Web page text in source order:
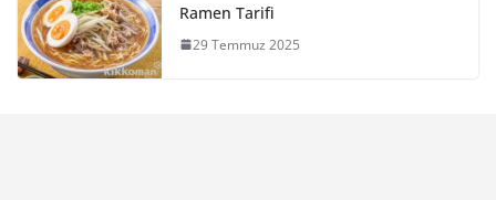
Ramen Tarifi
29 Temmuz 2025